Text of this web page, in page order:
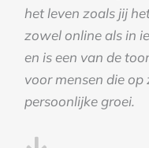
het leven zoals jij
zowel online als in
en is een van de
voor mensen die
persoonlijke groei.